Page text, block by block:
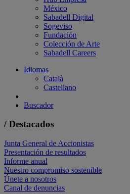
México
Sabadell Digital
Sogeviso
Fundación
Colección de Arte
Sabadell Careers
Idiomas
Català
Castellano
Buscador
/ Destacados
Junta General de Accionistas
Presentación de resultados
Informe anual
Nuestro compromiso sostenible
Únete a nosotros
Canal de denuncias